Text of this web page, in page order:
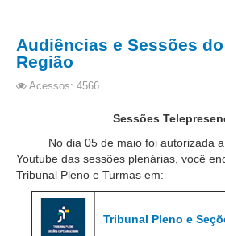
Centro de Memória
Educação a distância
Comissão Permanente de
Escola Judicial
Programa Trabalho Seguro
Coordenadoria de Saúde
Audiências e Sessões do
Região
Acessos: 4566
Sessões
No dia 05 de maio foi autorizada a
Youtube das sessões plenárias, você
Tribunal Pleno e Turmas em:
Tribunal Pleno e